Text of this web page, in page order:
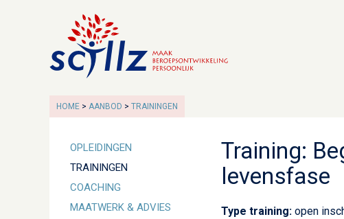
HOME AANBOD TRAININGEN
OPLEIDINGEN
TRAININGEN
COACHING
MAATWERK & ADVIES
Training:
levensfase
Type training: open